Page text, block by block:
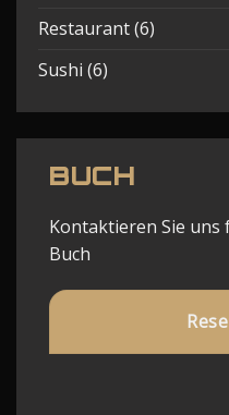
Restaurant(6)
Sushi (6)
BUCH
Kontaktieren Sie
Buch